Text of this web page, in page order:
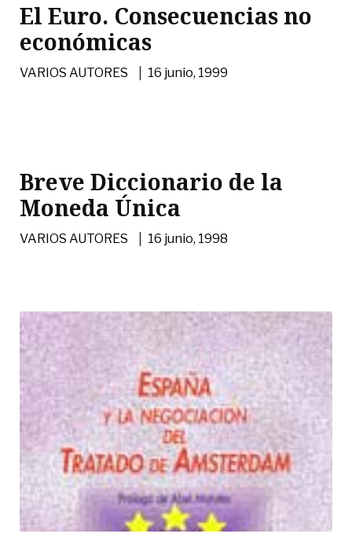
El Euro. Consecuencias no
económicas
VARIOS AUTORES | 16 junio, 1999
Breve Diccionario de la
Moneda Única
VARIOS AUTORES | 16 junio, 1998